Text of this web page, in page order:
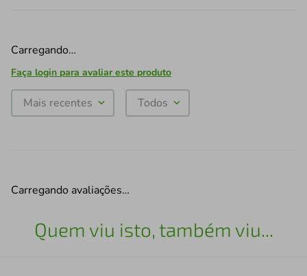
Carregando…
Faça login para avaliar este produto
Mais recentes Todos
Carregando avaliações…
Quem viu isto, também viu...